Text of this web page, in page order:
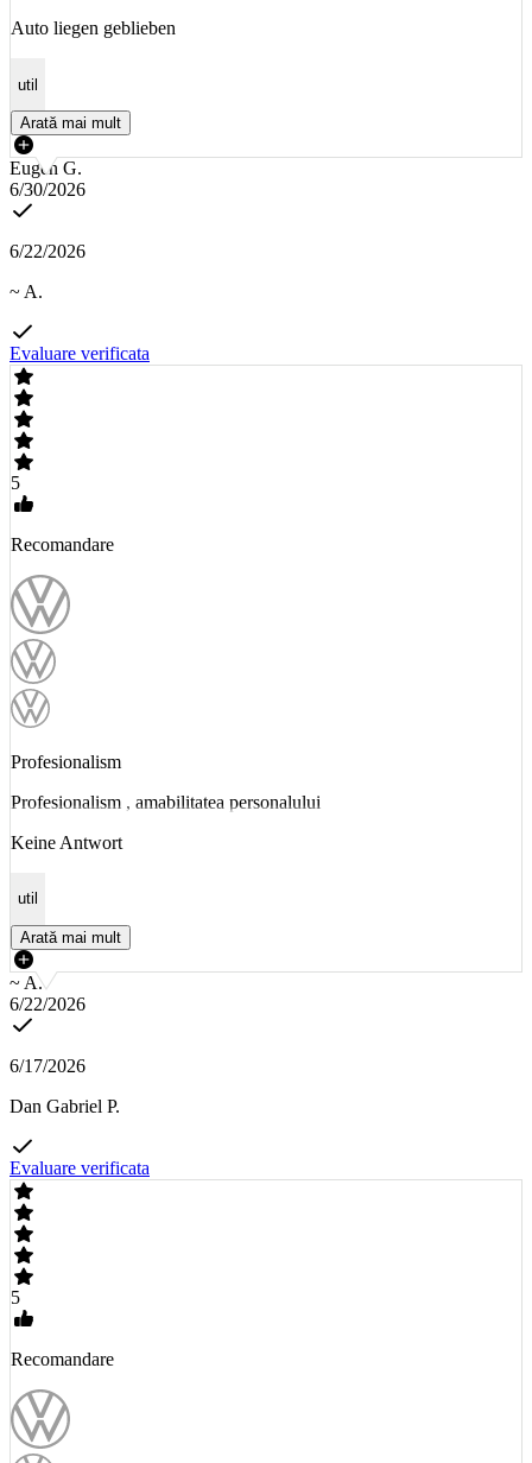
Auto liegen geblieben
util
Arată mai mult
Eugen G.
6/30/2026
6/22/2026
~ A.
Evaluare verificata
5
Recomandare
Profesionalism
Profesionalism , amabilitatea personalului
Keine Antwort
util
Arată mai mult
~ A.
6/22/2026
6/17/2026
Dan Gabriel P.
Evaluare verificata
5
Recomandare